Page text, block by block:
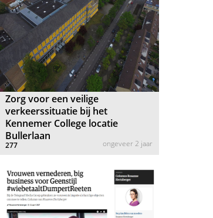
Zorg voor een veilige
verkeerssituatie bij het
Kennemer College locatie
Bullerlaan
277 ongeveer 2 jaar